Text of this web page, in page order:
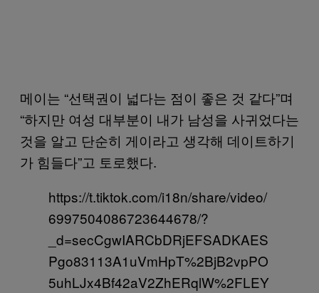
메이는 “선택권이 넓다는 점이 좋은 것 같다”며
“하지만 여성 대부분이 내가 남성을 사귀었다는
것을 알고 단순히 게이라고 생각해 데이트하기
가 힘들다”고 토로했다.
https://t.tiktok.com/i18n/share/video/
6997504086723644678/?
_d=secCgwIARCbDRjEFSADKAES
Pgo83113A1uVmHpT%2BjB2vpPO
5uhLJx4Bf42aV2ZhERqlW%2FLEY